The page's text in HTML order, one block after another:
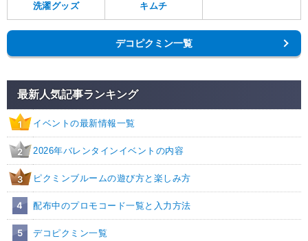
洗濯グッズ キムチ
デコピクミン一覧
最新人気記事ランキング
1 イベントの最新情報一覧
2 2026年バレンタインイベントの内容
3 ピクミンブルームの遊び方と楽しみ方
4 配布中のプロモコード一覧と入力方法
5 デコピクミン一覧